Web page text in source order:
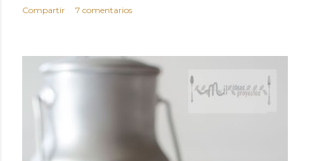
Compartir 7 comentarios